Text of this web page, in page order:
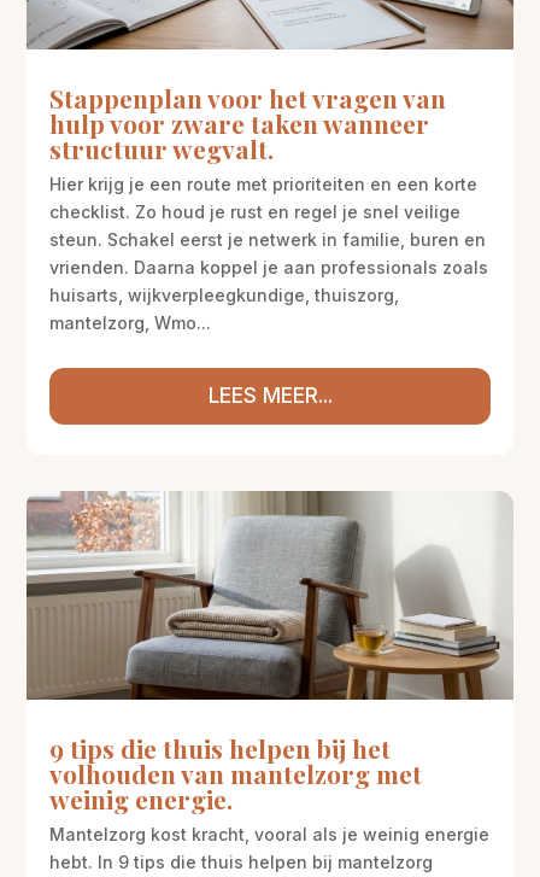
Stappenplan voor het vragen van
hulp voor zware taken wanneer
structuur wegvalt.
Hier krijg je een route met prioriteiten en een korte
checklist. Zo houd je rust en regel je snel veilige
steun. Schakel eerst je netwerk in familie, buren en
vrienden. Daarna koppel je aan professionals zoals
huisarts, wijkverpleegkundige, thuiszorg,
mantelzorg, Wmo...
LEES MEER...
9 tips die thuis helpen bij het
volhouden van mantelzorg met
weinig energie.
Mantelzorg kost kracht, vooral als je weinig energie
hebt. In 9 tips die thuis helpen bij mantelzorg